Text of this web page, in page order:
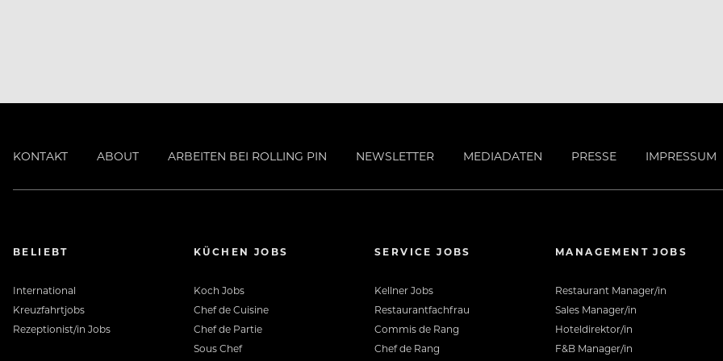
Top-Lage & kurze Wege: Arbeiten im Zentrum von Lech; Mitarbeiterhaus Chalet
Team Card Lech Zürs: Vergünstigungen, Freizeitangebote und Mobilitäts-Benefits. ￼
KONTAKT ABOUT ARBEITEN BEI ROLLING PIN NEWSLETTER MEDIADATEN PRESSE IMPRESSUM
BELIEBT
International
Kreuzfahrtjobs
Rezeptionist/in Jobs
KÜCHEN JOBS
Koch Jobs
Chef de Cuisine
Chef de Partie
Sous Chef
SERVICE JOBS
Kellner Jobs
Restaurantfachfrau
Commis de Rang
Chef de Rang
MANAGEMENT JOBS
Restaurant Manager/in
Sales Manager/in
Hoteldirektor/in
F&B Manager/in